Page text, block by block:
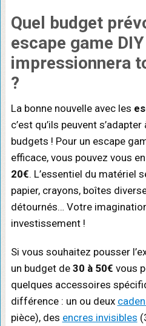
Quel budget
escape game DIY
impressionnera
?
La bonne nouvelle avec les
c’est qu’ils peuvent
budgets ! Pour un escape
efficace, vous pouvez vous
20€. L’essentiel du matériel
papier, crayons, boîtes
détournés… Votre
investissement !
Si vous souhaitez pousser
un budget de 30 à 50€ vous
quelques accessoires
différence : un ou deux
pièce), des encres invisibles